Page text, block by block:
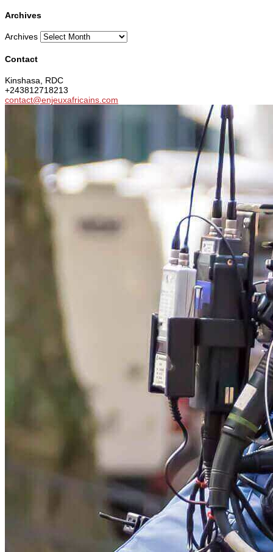
Archives
Archives
Contact
Kinshasa, RDC
+243812718213
contact@enjeuxafricains.com